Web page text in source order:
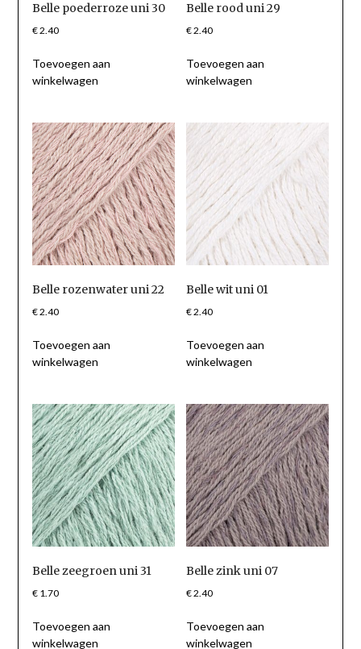
Belle poederroze uni 30
€2.40
Toevoegen aan
winkelwagen
Belle rood uni 29
€2.40
Toevoegen aan
winkelwagen
Belle rozenwater uni 22
€2.40
Toevoegen aan
winkelwagen
Belle wit uni 01
€2.40
Toevoegen aan
winkelwagen
Belle zeegroen uni 31
€1.70
Toevoegen aan
winkelwagen
Belle zink uni 07
€2.40
Toevoegen aan
winkelwagen